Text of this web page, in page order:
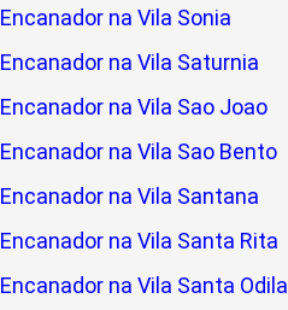
Encanador na Vila Sonia
Encanador na Vila Saturnia
Encanador na Vila Sao Joao
Encanador na Vila Sao Bento
Encanador na Vila Santana
Encanador na Vila Santa Rita
Encanador na Vila Santa Odila